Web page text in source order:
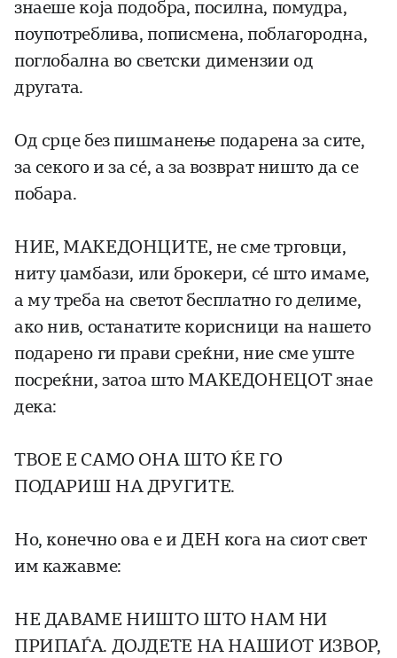
знаеше која подобра, посилна, помудра,
поупотреблива, пописмена, поблагородна,
поглобална во светски димензии од
другата.
Од срце без пишманење подарена за сите,
за секого и за сé, а за возврат ништо да се
побара.
НИЕ, МАКЕДОНЦИТЕ, не сме трговци,
ниту џамбази, или брокери, сé што имаме,
а му треба на светот бесплатно го делиме,
ако нив, останатите корисници на нашето
подарено ги прави среќни, ние сме уште
посреќни, затоа што МАКЕДОНЕЦОТ знае
дека:
ТВОЕ Е САМО ОНА ШТО ЌЕ ГО
ПОДАРИШ НА ДРУГИТЕ.
Но, конечно ова е и ДЕН кога на сиот свет
им кажавме:
НЕ ДАВАМЕ НИШТО ШТО НАМ НИ
ПРИПАЃА. ДОЈДЕТЕ НА НАШИОТ ИЗВОР,